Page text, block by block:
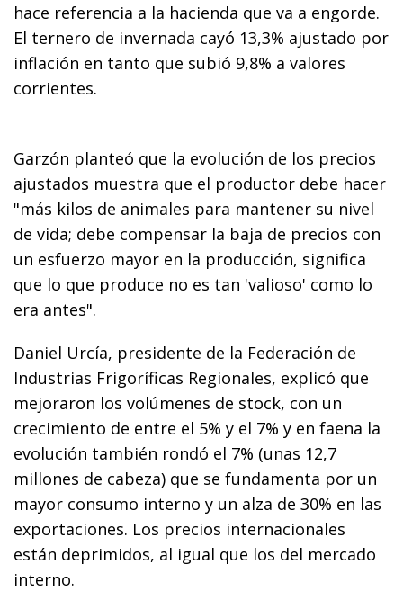
hace referencia a la hacienda que va a engorde.
El ternero de invernada cayó 13,3% ajustado por
inflación en tanto que subió 9,8% a valores
corrientes.
Garzón planteó que la evolución de los precios
ajustados muestra que el productor debe hacer
"más kilos de animales para mantener su nivel
de vida; debe compensar la baja de precios con
un esfuerzo mayor en la producción, significa
que lo que produce no es tan 'valioso' como lo
era antes".
Daniel Urcía, presidente de la Federación de
Industrias Frigoríficas Regionales, explicó que
mejoraron los volúmenes de stock, con un
crecimiento de entre el 5% y el 7% y en faena la
evolución también rondó el 7% (unas 12,7
millones de cabeza) que se fundamenta por un
mayor consumo interno y un alza de 30% en las
exportaciones. Los precios internacionales
están deprimidos, al igual que los del mercado
interno.